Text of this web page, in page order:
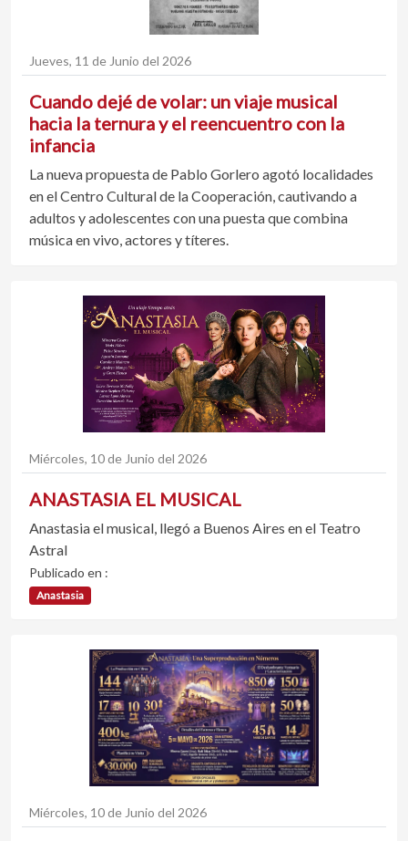
Jueves, 11 de Junio del 2026
Cuando dejé de volar: un viaje musical
hacia la ternura y el reencuentro con la
infancia
La nueva propuesta de Pablo Gorlero agotó localidades
en el Centro Cultural de la Cooperación, cautivando a
adultos y adolescentes con una puesta que combina
música en vivo, actores y títeres.
Miércoles, 10 de Junio del 2026
ANASTASIA EL MUSICAL
Anastasia el musical, llegó a Buenos Aires en el Teatro
Astral
Publicado en :
Anastasia
Miércoles, 10 de Junio del 2026